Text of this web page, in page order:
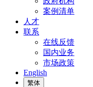
案例清单
人才
联系
在线反馈
国内业务
市场政策
English
繁体